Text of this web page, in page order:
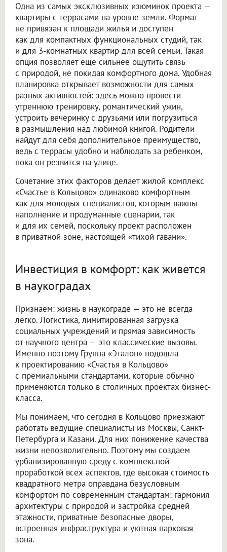
Одна из самых эксклюзивных изюминок проекта —
квартиры с террасами на уровне земли. Формат
не привязан к площади жилья и доступен
как для компактных функциональных студий, так
и для 3-комнатных квартир для всей семьи. Такая
опция позволяет еще сильнее ощутить связь
с природой, не покидая комфортного дома. Удобная
планировка открывает возможности для самых
разных активностей: здесь можно провести
утреннюю тренировку, романтический ужин,
устроить вечеринку с друзьями или погрузиться
в размышления над любимой книгой. Родители
найдут для себя дополнительное преимущество,
ведь с террасы удобно и наблюдать за ребенком,
пока он резвится на улице.
Сочетание этих факторов делает жилой комплекс
«Счастье в Кольцово» одинаково комфортным
как для молодых специалистов, которым важны
наполнение и продуманные сценарии, так
и для их семей, поскольку проект расположен
в приватной зоне, настоящей «тихой гавани».
Инвестиция в комфорт: как живется
в наукоградах
Признаем: жизнь в наукограде — это не всегда
легко. Логистика, лимитированная загрузка
социальных учреждений и прямая зависимость
от научного центра — это классические вызовы.
Именно поэтому Группа «Эталон» подошла
к проектированию «Счастья в Кольцово»
с премиальными стандартами, которые обычно
применяются только в столичных проектах бизнес-
класса.
Мы понимаем, что сегодня в Кольцово приезжают
работать ведущие специалисты из Москвы, Санкт-
Петербурга и Казани. Для них понижение качества
жизни непозволительно. Поэтому мы создаем
урбанизированную среду с комплексной
проработкой всех аспектов, где высокая стоимость
квадратного метра оправдана безусловным
комфортом по современным стандартам: гармония
архитектуры с природой и застройка средней
этажности, приватные безопасные дворы,
встроенная инфраструктура и уютная парковая
зона.